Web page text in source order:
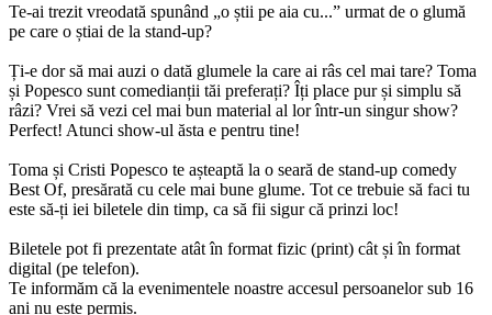
Te-ai trezit vreodată spunând „o știi pe aia cu...” urmat de o glumă
pe care o știai de la stand-up?
Ți-e dor să mai auzi o dată glumele la care ai râs cel mai tare? Toma
și Popesco sunt comedianții tăi preferați? Îți place pur și simplu să
râzi? Vrei să vezi cel mai bun material al lor într-un singur show?
Perfect! Atunci show-ul ăsta e pentru tine!
Toma și Cristi Popesco te așteaptă la o seară de stand-up comedy
Best Of, presărată cu cele mai bune glume. Tot ce trebuie să faci tu
este să-ți iei biletele din timp, ca să fii sigur că prinzi loc!
Biletele pot fi prezentate atât în format fizic (print) cât și în format
digital (pe telefon).
Te informăm că la evenimentele noastre accesul persoanelor sub 16
ani nu este permis.